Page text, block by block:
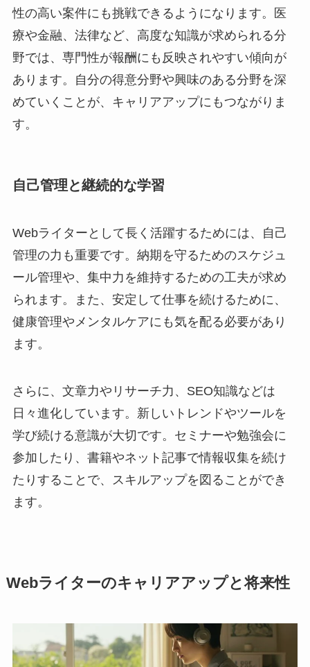
性の高い案件にも挑戦できるようになります。医
療や金融、法律など、高度な知識が求められる分
野では、専門性が報酬にも反映されやすい傾向が
あります。自分の得意分野や興味のある分野を深
めていくことが、キャリアアップにもつながりま
す。
自己管理と継続的な学習
Webライターとして長く活躍するためには、自己
管理の力も重要です。納期を守るためのスケジュ
ール管理や、集中力を維持するための工夫が求め
られます。また、安定して仕事を続けるために、
健康管理やメンタルケアにも気を配る必要があり
ます。
さらに、文章力やリサーチ力、SEO知識などは
日々進化しています。新しいトレンドやツールを
学び続ける意識が大切です。セミナーや勉強会に
参加したり、書籍やネット記事で情報収集を続け
たりすることで、スキルアップを図ることができ
ます。
Webライターのキャリアアップと将来性